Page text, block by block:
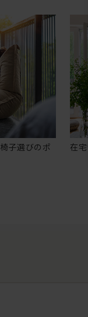
子選びのポ
在